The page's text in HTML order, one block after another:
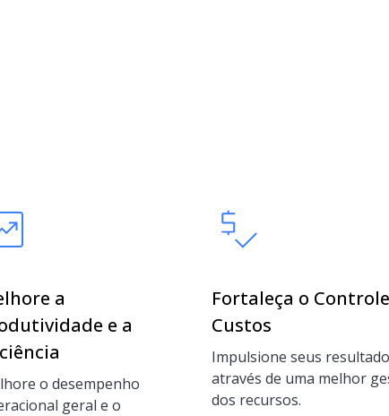
a
e a
o desempenho
geral e o
Fortaleça o
Custos
Impulsione seus
através de uma melhor
dos recursos.